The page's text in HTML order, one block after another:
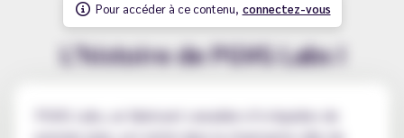
Pour accéder à ce contenu, connectez-vous
L’histoire de PGVG Labs !
PGVG Labs, un fabricant canadien d’e-liquides de